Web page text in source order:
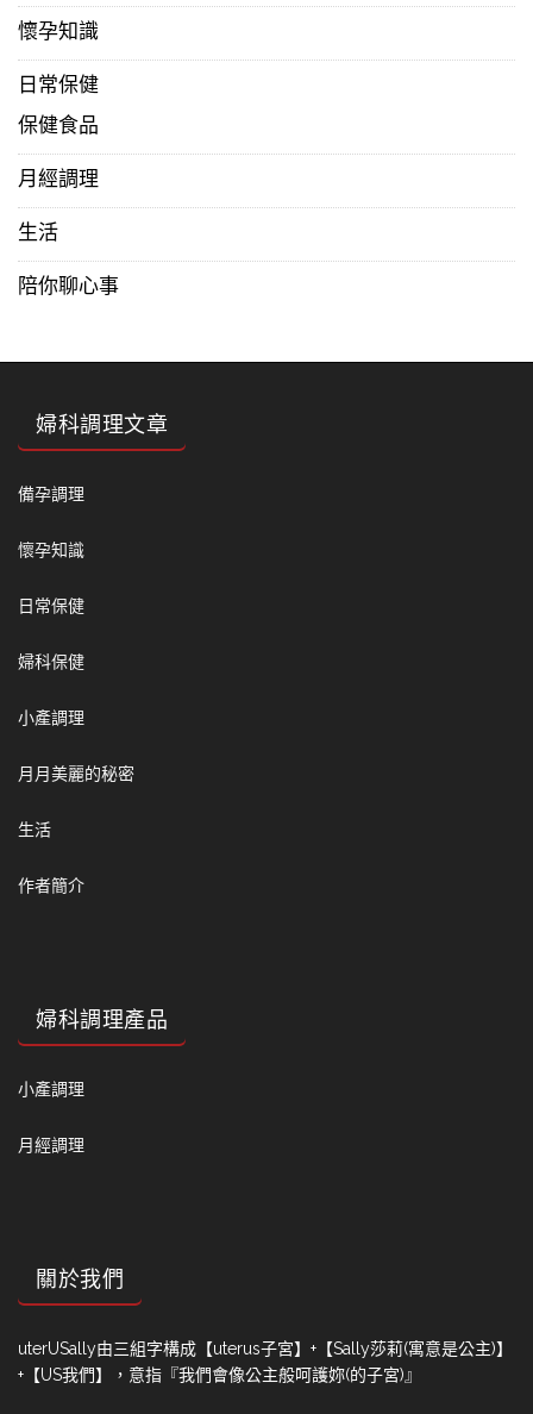
懷孕知識
日常保健
保健食品
月經調理
生活
陪你聊心事
婦科調理文章
備孕調理
懷孕知識
日常保健
婦科保健
小產調理
月月美麗的秘密
生活
作者簡介
婦科調理產品
小產調理
月經調理
關於我們
uterUSally由三組字構成【uterus子宮】+【Sally莎莉(寓意是公主)】
+【US我們】，意指『我們會像公主般呵護妳(的子宮)』